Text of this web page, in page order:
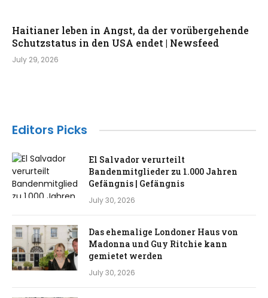
Haitianer leben in Angst, da der vorübergehende
Schutzstatus in den USA endet | Newsfeed
July 29, 2026
Editors Picks
El Salvador verurteilt
Bandenmitglieder zu 1.000 Jahren
Gefängnis | Gefängnis
July 30, 2026
Das ehemalige Londoner Haus von
Madonna und Guy Ritchie kann
gemietet werden
July 30, 2026